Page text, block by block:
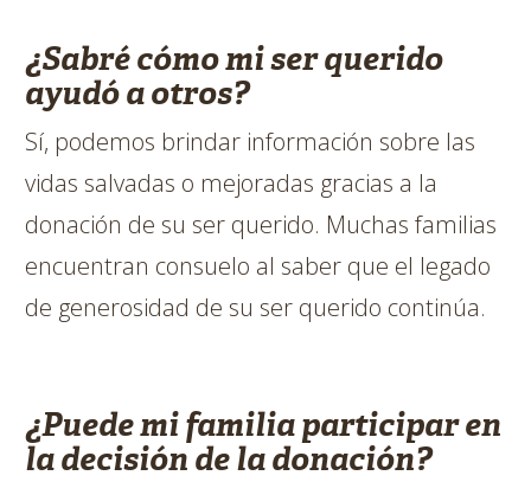
¿Sabré cómo mi ser querido
ayudó a otros?
Sí, podemos brindar información sobre las
vidas salvadas o mejoradas gracias a la
donación de su ser querido. Muchas familias
encuentran consuelo al saber que el legado
de generosidad de su ser querido continúa.
¿Puede mi familia participar en
la decisión de la donación?